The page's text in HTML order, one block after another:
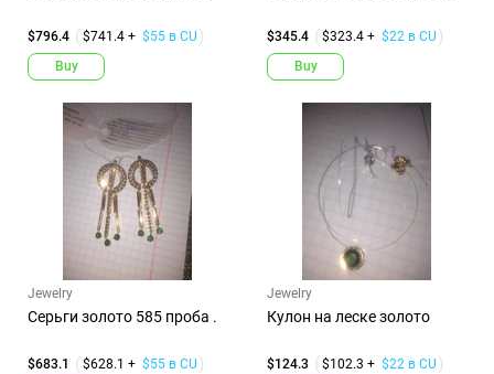
$796.4 $741.4 + $55 в CU
Buy
$345.4 $323.4 + $22 в CU
Buy
Jewelry
Серьги золото 585 проба .
$683.1 $628.1 + $55 в CU
Jewelry
Кулон на леске золото
$124.3 $102.3 + $22 в CU